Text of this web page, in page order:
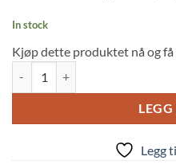
In stock
Kjøp dette produktet nå og få
Legg